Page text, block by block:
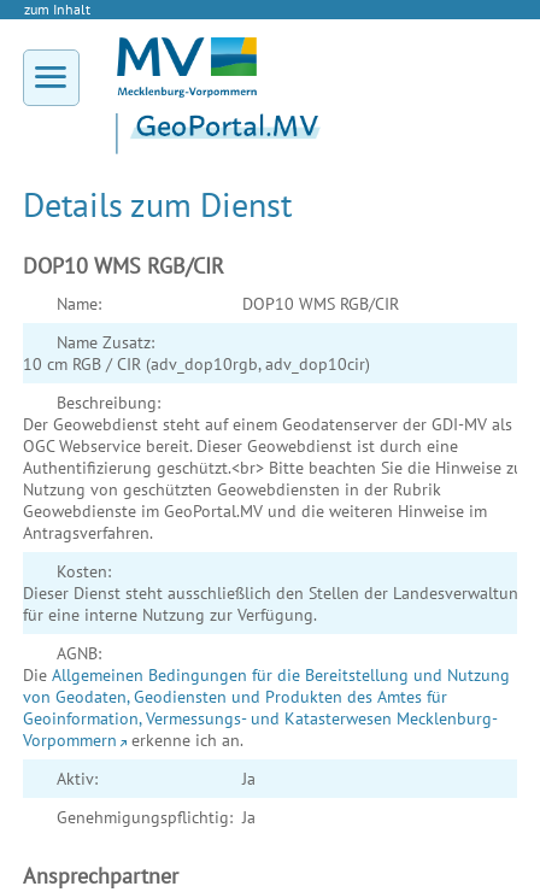
zum Inhalt
Details zum Dienst
DOP10 WMS RGB/CIR
Name:
DOP10 WMS RGB/CIR
Name Zusatz:
10 cm RGB / CIR (adv_dop10rgb, adv_dop10cir)
Beschreibung:
Der Geowebdienst steht auf einem Geodatenserver der GDI-MV als
OGC Webservice bereit. Dieser Geowebdienst ist durch eine
Authentifizierung geschützt.<br> Bitte beachten Sie die Hinweise zur
Nutzung von geschützten Geowebdiensten in der Rubrik
Geowebdienste im GeoPortal.MV und die weiteren Hinweise im
Antragsverfahren.
Kosten:
Dieser Dienst steht ausschließlich den Stellen der Landesverwaltung
für eine interne Nutzung zur Verfügung.
AGNB:
Die Allgemeinen Bedingungen für die Bereitstellung und Nutzung
von Geodaten, Geodiensten und Produkten des Amtes für
Geoinformation, Vermessungs- und Katasterwesen Mecklenburg-
Vorpommern erkenne ich an.
Aktiv:
Ja
Genehmigungspflichtig: Ja
Ansprechpartner